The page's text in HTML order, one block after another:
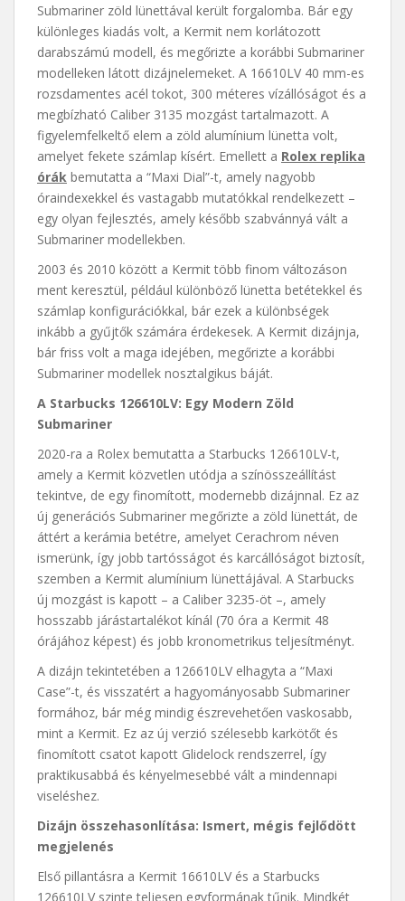
Submariner zöld lünettával került forgalomba. Bár egy
különleges kiadás volt, a Kermit nem korlátozott
darabszámú modell, és megőrizte a korábbi Submariner
modelleken látott dizájnelemeket. A 16610LV 40 mm-es
rozsdamentes acél tokot, 300 méteres vízállóságot és a
megbízható Caliber 3135 mozgást tartalmazott. A
figyelemfelkeltő elem a zöld alumínium lünetta volt,
amelyet fekete számlap kísért. Emellett a Rolex replika
órák bemutatta a “Maxi Dial”-t, amely nagyobb
óraindexekkel és vastagabb mutatókkal rendelkezett –
egy olyan fejlesztés, amely később szabvánnyá vált a
Submariner modellekben.
2003 és 2010 között a Kermit több finom változáson
ment keresztül, például különböző lünetta betétekkel és
számlap konfigurációkkal, bár ezek a különbségek
inkább a gyűjtők számára érdekesek. A Kermit dizájnja,
bár friss volt a maga idejében, megőrizte a korábbi
Submariner modellek nosztalgikus báját.
A Starbucks 126610LV: Egy Modern Zöld
Submariner
2020-ra a Rolex bemutatta a Starbucks 126610LV-t,
amely a Kermit közvetlen utódja a színösszeállítást
tekintve, de egy finomított, modernebb dizájnnal. Ez az
új generációs Submariner megőrizte a zöld lünettát, de
áttért a kerámia betétre, amelyet Cerachrom néven
ismerünk, így jobb tartósságot és karcállóságot biztosít,
szemben a Kermit alumínium lünettájával. A Starbucks
új mozgást is kapott – a Caliber 3235-öt –, amely
hosszabb járástartalékot kínál (70 óra a Kermit 48
órájához képest) és jobb kronometrikus teljesítményt.
A dizájn tekintetében a 126610LV elhagyta a “Maxi
Case”-t, és visszatért a hagyományosabb Submariner
formához, bár még mindig észrevehetően vaskosabb,
mint a Kermit. Ez az új verzió szélesebb karkötőt és
finomított csatot kapott Glidelock rendszerrel, így
praktikusabbá és kényelmesebbé vált a mindennapi
viseléshez.
Dizájn összehasonlítása: Ismert, mégis fejlődött
megjelenés
Első pillantásra a Kermit 16610LV és a Starbucks
126610LV szinte teljesen egyformának tűnik. Mindkét